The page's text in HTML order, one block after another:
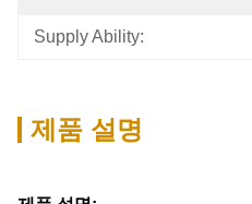
Supply Ability:
제품 설명